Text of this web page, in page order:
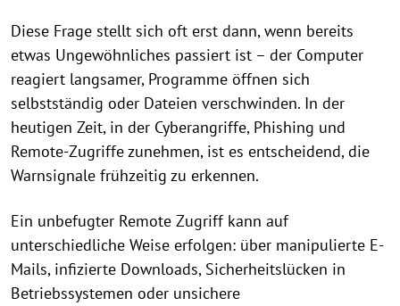
Diese Frage stellt sich oft erst dann, wenn bereits
etwas Ungewöhnliches passiert ist – der Computer
reagiert langsamer, Programme öffnen sich
selbstständig oder Dateien verschwinden. In der
heutigen Zeit, in der Cyberangriffe, Phishing und
Remote-Zugriffe zunehmen, ist es entscheidend, die
Warnsignale frühzeitig zu erkennen.
Ein unbefugter Remote Zugriff kann auf
unterschiedliche Weise erfolgen: über manipulierte E-
Mails, infizierte Downloads, Sicherheitslücken in
Betriebssystemen oder unsichere